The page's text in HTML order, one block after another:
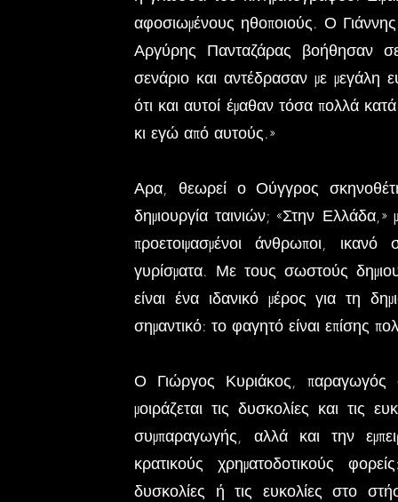
αφοσιωμένους ηθοποιούς. Ο
Αργύρης Πανταζάρας βοήθησαν
σενάριο και αντέδρασαν με μεγάλη
ότι και αυτοί έμαθαν τόσα πολλά
κι εγώ από αυτούς.»
Αρα, θεωρεί ο Ούγγρος
δημιουργία ταινιών; «Στην Ελλάδα,»
προετοιμασμένοι άνθρωποι, ικανό
γυρίσματα. Με τους σωστούς
είναι ένα ιδανικό μέρος για τη
σημαντικό: το φαγητό είναι επίσης
Ο Γιώργος Κυριάκος,
μοιράζεται τις δυσκολίες και τις
συμπαραγωγής, αλλά και την
κρατικούς χρηματοδοτικούς
δυσκολίες ή τις ευκολίες στο